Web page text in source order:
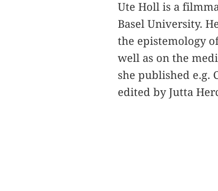
Ute Holl is a
Basel University.
the epistemology
well as on the
she published e.g.
edited by Jutta